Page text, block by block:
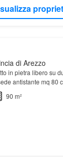
di Arezzo
in pietra libero su
antistante mq 80
90 m²